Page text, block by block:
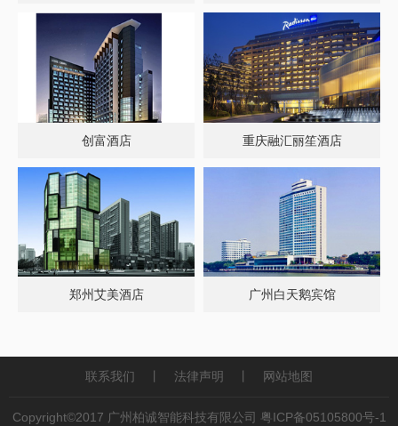
创富酒店 重庆融汇丽笙酒店
郑州艾美酒店 广州白天鹅宾馆
联系我们 法律声明 网站地图
Copyright©2017 广州柏诚智能科技有限公司 粤ICP备05105800号-1